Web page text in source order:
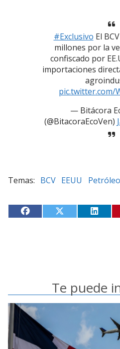
#Exclusivo El
millones por la
confiscado por
importaciones
pic.twitter.com/
— Bitácora
(@BitacoraEcoVen)
BCV EEUU Petróleo
Te puede